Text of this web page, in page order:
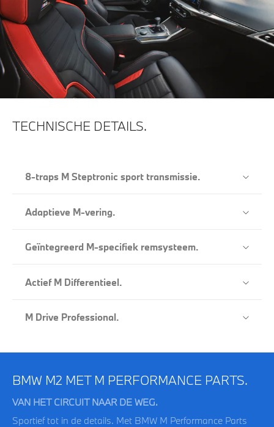
TECHNISCHE DETAILS.
8-traps M Steptronic sport transmissie.
Adaptieve M-vering.
Geïntegreerd M-specifiek remsysteem.
Actief M Differentieel.
M Drive Professional.
BMW M2 MET M PERFORMANCE PARTS.
VAN HET CIRCUIT NAAR DE WEG.
Sportief tot in de details. Met BMW M Performance Parts